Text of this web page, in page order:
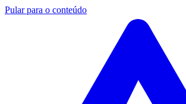
Pular para o conteúdo